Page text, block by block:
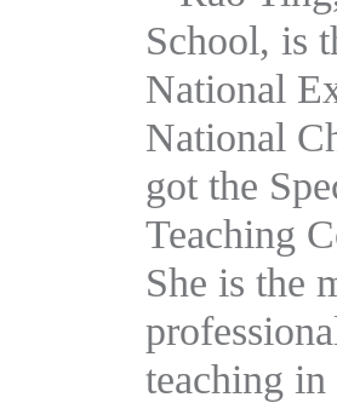
School, is
National
National
got the
Teaching
She is the
teaching